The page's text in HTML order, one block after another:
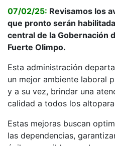
07/02/25: Revisamos los
que pronto serán
central de la Gobernación
Fuerte Olimpo.
Esta administración
un mejor ambiente laboral
y a su vez, brindar una
calidad a todos los
Estas mejoras buscan
las dependencias,